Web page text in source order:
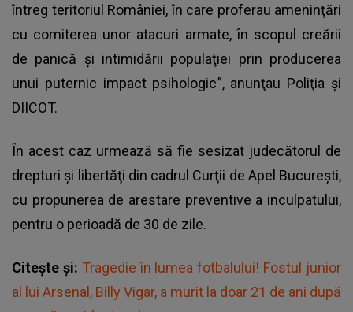
întreg teritoriul României, în care proferau ameninţări
cu comiterea unor atacuri armate, în scopul creării
de panică şi intimidării populaţiei prin producerea
unui puternic impact psihologic”, anunţau Poliţia şi
DIICOT.
În acest caz urmează să fie sesizat judecătorul de
drepturi şi libertăţi din cadrul Curţii de Apel Bucureşti,
cu propunerea de arestare preventive a inculpatului,
pentru o perioadă de 30 de zile.
Citește și: Tragedie în lumea fotbalului! Fostul junior
al lui Arsenal, Billy Vigar, a murit la doar 21 de ani după